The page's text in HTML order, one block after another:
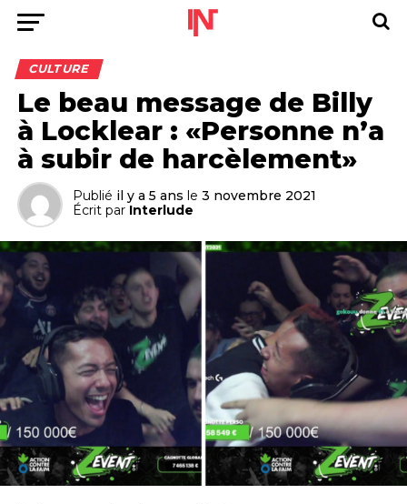
CULTURE
Le beau message de Billy
à Locklear : «Personne n’a
à subir de harcèlement»
Publié il y a 5 ans le 3 novembre 2021
Écrit par Interlude